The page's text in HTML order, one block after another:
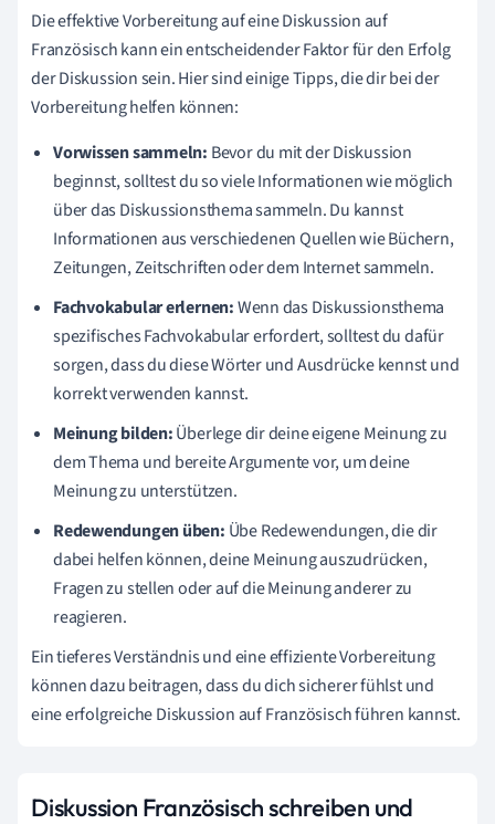
Die effektive Vorbereitung auf eine Diskussion auf
Französisch kann ein entscheidender Faktor für den Erfolg
der Diskussion sein. Hier sind einige Tipps, die dir bei der
Vorbereitung helfen können:
Vorwissen sammeln: Bevor du mit der Diskussion
beginnst, solltest du so viele Informationen wie möglich
über das Diskussionsthema sammeln. Du kannst
Informationen aus verschiedenen Quellen wie Büchern,
Zeitungen, Zeitschriften oder dem Internet sammeln.
Fachvokabular erlernen:Wenn das Diskussionsthema
spezifisches Fachvokabular erfordert, solltest du dafür
sorgen, dass du diese Wörter und Ausdrücke kennst und
korrekt verwenden kannst.
Meinung bilden:Überlege dir deine eigene Meinung zu
dem Thema und bereite Argumente vor, um deine
Meinung zu unterstützen.
Redewendungen üben: Übe Redewendungen, die dir
dabei helfen können, deine Meinung auszudrücken,
Fragen zu stellen oder auf die Meinung anderer zu
reagieren.
Ein tieferes Verständnis und eine effiziente Vorbereitung
können dazu beitragen, dass du dich sicherer fühlst und
eine erfolgreiche Diskussion auf Französisch führen kannst.
Diskussion Französisch schreiben und